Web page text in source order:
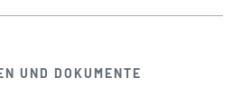
UND DOKUMENTE